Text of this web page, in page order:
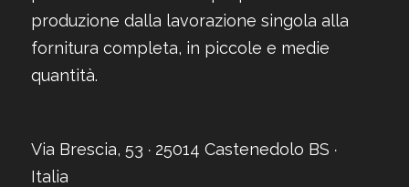
produzione dalla lavorazione singola alla
fornitura completa, in piccole e medie
quantità.
Via Brescia, 53 ∙ 25014 Castenedolo BS ∙
Italia